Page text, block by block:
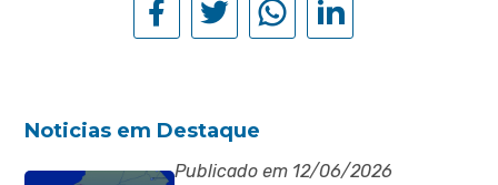
Noticias em Destaque
Publicado em 12/06/2026